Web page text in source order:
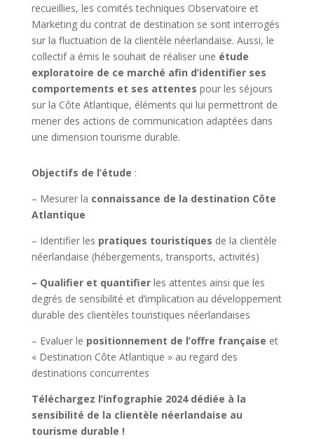
recueillies, les comités techniques Observatoire et
Marketing du contrat de destination se sont interrogés
sur la fluctuation de la clientèle néerlandaise. Aussi, le
collectif a émis le souhait de réaliser une étude
exploratoire de ce marché afin d’identifier ses
comportements et ses attentes pour les séjours
sur la Côte Atlantique, éléments qui lui permettront de
mener des actions de communication adaptées dans
une dimension tourisme durable.
Objectifs de l’étude :
– Mesurer la connaissance de la destination Côte
Atlantique
– Identifier les pratiques touristiques de la clientèle
néerlandaise (hébergements, transports, activités)
– Qualifier et quantifier les attentes ainsi que les
degrés de sensibilité et d’implication au développement
durable des clientèles touristiques néerlandaises
– Evaluer le positionnement de l’offre française et
« Destination Côte Atlantique » au regard des
destinations concurrentes
Téléchargez l’infographie 2024 dédiée à la
sensibilité de la clientèle néerlandaise au
tourisme durable !